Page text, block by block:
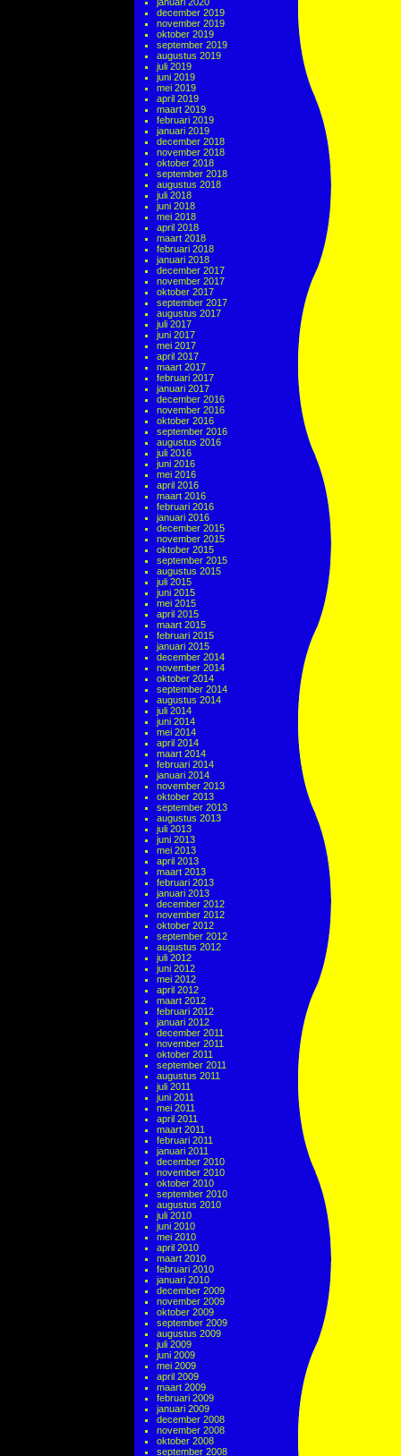
december 2019
november 2019
oktober 2019
september 2019
augustus 2019
juli 2019
juni 2019
mei 2019
april 2019
maart 2019
februari 2019
januari 2019
december 2018
november 2018
oktober 2018
september 2018
augustus 2018
juli 2018
juni 2018
mei 2018
april 2018
maart 2018
februari 2018
januari 2018
december 2017
november 2017
oktober 2017
september 2017
augustus 2017
juli 2017
juni 2017
mei 2017
april 2017
maart 2017
februari 2017
januari 2017
december 2016
november 2016
oktober 2016
september 2016
augustus 2016
juli 2016
juni 2016
mei 2016
april 2016
maart 2016
februari 2016
januari 2016
december 2015
november 2015
oktober 2015
september 2015
augustus 2015
juli 2015
juni 2015
mei 2015
april 2015
maart 2015
februari 2015
januari 2015
december 2014
november 2014
oktober 2014
september 2014
augustus 2014
juli 2014
juni 2014
mei 2014
april 2014
maart 2014
februari 2014
januari 2014
november 2013
oktober 2013
september 2013
augustus 2013
juli 2013
juni 2013
mei 2013
april 2013
maart 2013
februari 2013
januari 2013
december 2012
november 2012
oktober 2012
september 2012
augustus 2012
juli 2012
juni 2012
mei 2012
april 2012
maart 2012
februari 2012
januari 2012
december 2011
november 2011
oktober 2011
september 2011
augustus 2011
juli 2011
juni 2011
mei 2011
april 2011
maart 2011
februari 2011
januari 2011
december 2010
november 2010
oktober 2010
september 2010
augustus 2010
juli 2010
juni 2010
mei 2010
april 2010
maart 2010
februari 2010
januari 2010
december 2009
november 2009
oktober 2009
september 2009
augustus 2009
juli 2009
juni 2009
mei 2009
april 2009
maart 2009
februari 2009
januari 2009
december 2008
november 2008
oktober 2008
september 2008